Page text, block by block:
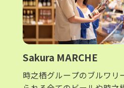
Sakura MARCHE
時之栖グループのブルワリ